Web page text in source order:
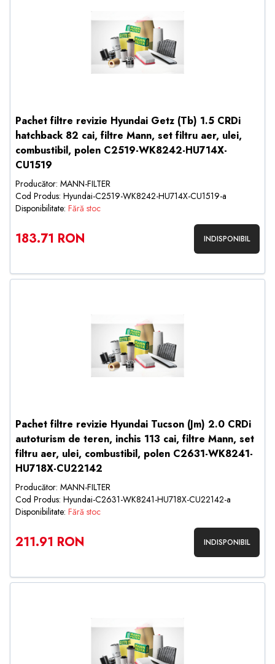
Pachet filtre revizie Hyundai Getz (Tb) 1.5 CRDi
hatchback 82 cai, filtre Mann, set filtru aer, ulei,
combustibil, polen C2519-WK8242-HU714X-
CU1519
Producător: MANN-FILTER
Cod Produs: Hyundai-C2519-WK8242-HU714X-CU1519-a
Disponibilitate: Fără stoc
183.71 RON INDISPONIBIL
Pachet filtre revizie Hyundai Tucson (Jm) 2.0 CRDi
autoturism de teren, inchis 113 cai, filtre Mann, set
filtru aer, ulei, combustibil, polen C2631-WK8241-
HU718X-CU22142
Producător: MANN-FILTER
Cod Produs: Hyundai-C2631-WK8241-HU718X-CU22142-a
Disponibilitate: Fără stoc
211.91 RON INDISPONIBIL